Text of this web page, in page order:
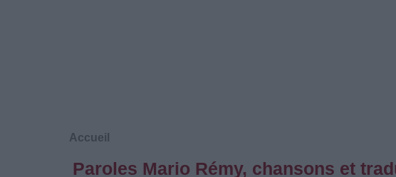
Accueil
Paroles Mario Rémy, chansons et